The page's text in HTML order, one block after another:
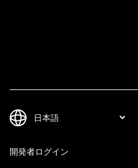
開発者ログイン